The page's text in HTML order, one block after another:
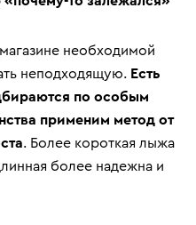
необходимой
неподходящую. Есть
по особым
применим метод от
. Более короткая лыжа
более надежна и